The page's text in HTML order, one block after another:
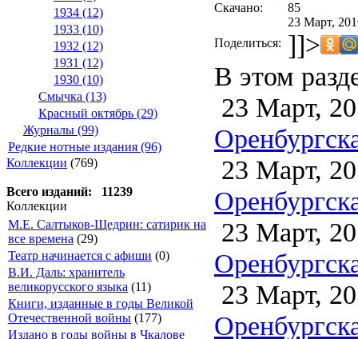
1934 (12)
1933 (10)
1932 (12)
1931 (12)
1930 (10)
Смычка (13)
Красный октябрь (29)
Журналы (99)
Редкие нотные издания (96)
Коллекции (769)
Всего изданий: 11239
Коллекции
М.Е. Салтыков-Щедрин: сатирик на
все времена (29)
Театр начинается с афиши (0)
В.И. Даль: хранитель
великорусского языка (11)
Книги, изданные в годы Великой
Отечественной войны (177)
Издано в годы войны в Чкалове
Скачано:
85
23 Март,
Поделиться: ]]>
В этом
23 Март,
23 Март,
23 Март,
23 Март,